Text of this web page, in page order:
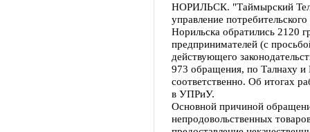
НОРИЛЬСК. "Таймырский
управление
Норильска обратились 2120
предпринимателей (с
действующего
973 обращения, по Талнаху
соответственно. Об итогах
в УПРиУ.
Основной причиной
непродовольственных